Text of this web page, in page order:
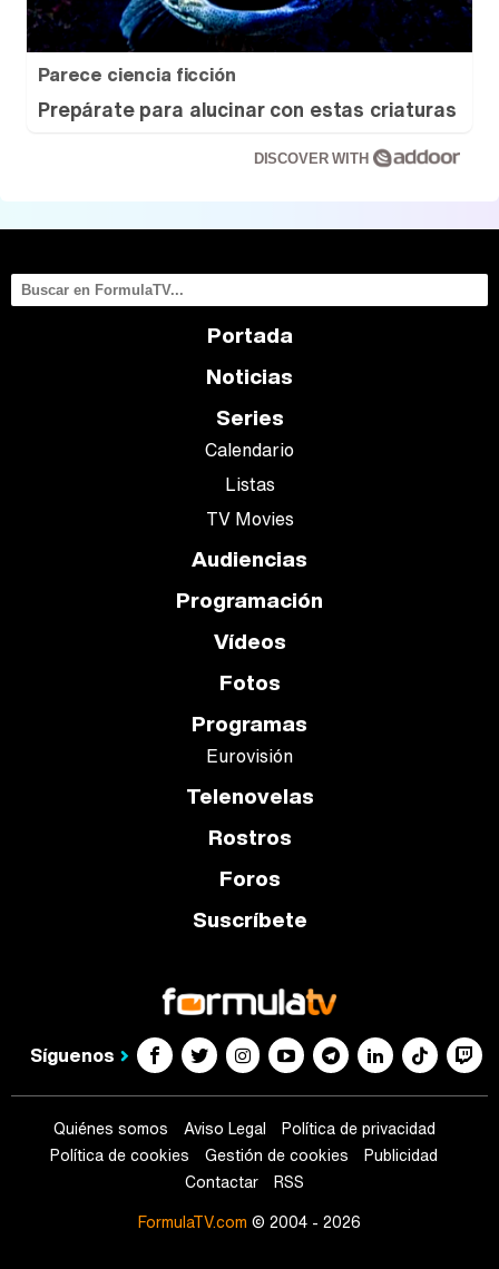
Parece ciencia ficción
Prepárate para alucinar con estas criaturas
DISCOVER WITH
Portada
Noticias
Series
Calendario
Listas
TV Movies
Audiencias
Programación
Vídeos
Fotos
Programas
Eurovisión
Telenovelas
Rostros
Foros
Suscríbete
Síguenos
Quiénes somos Aviso Legal
Política de privacidad
Política de cookies
Gestión de cookies
Publicidad
Contactar
RSS
FormulaTV.com © 2004 - 2026